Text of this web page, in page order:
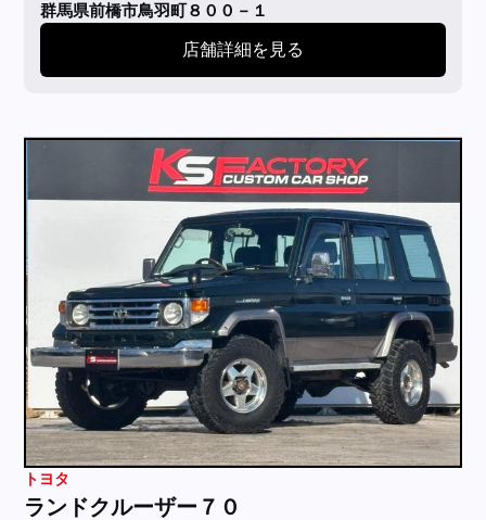
群馬県前橋市鳥羽町８００－１
店舗詳細を見る
トヨタ
ランドクルーザー７０